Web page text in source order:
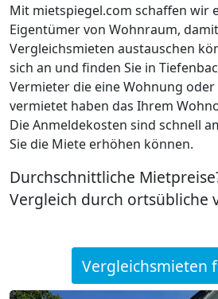
Mit mietspiegel.com schaffen wir
Eigentümer von Wohnraum,
Vergleichsmieten austauschen
sich an und finden Sie in
Vermieter die eine Wohnung oder
vermietet haben das Ihrem
Die Anmeldekosten sind schnell
Sie die Miete erhöhen können.
Durchschnittliche
Vergleich durch ortsübliche
Vergleichsmieten